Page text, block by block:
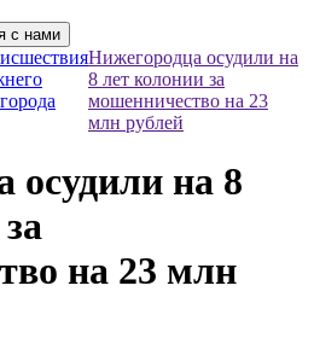
с нами
Нижегородца осудили на
8 лет колонии за
мошенничество на 23
млн рублей
осудили на 8
на 23 млн